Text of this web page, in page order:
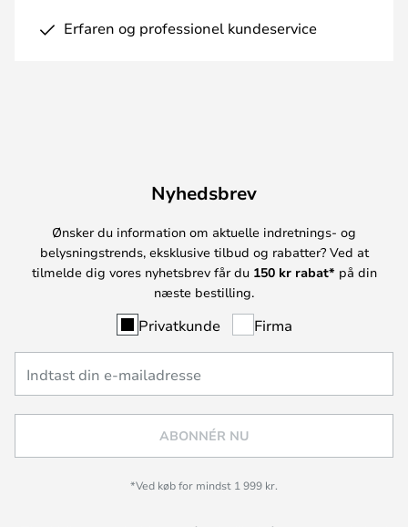
Erfaren og professionel kundeservice
Nyhedsbrev
Ønsker du information om aktuelle indretnings- og
belysningstrends, eksklusive tilbud og rabatter? Ved at
tilmelde dig vores nyhetsbrev får du 150 kr rabat* på din
næste bestilling.
Privatkunde Firma
ABONNÉR NU
*Ved køb for mindst 1 999 kr.